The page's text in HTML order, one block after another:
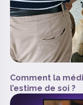
Comment la
l’estime de soi ?